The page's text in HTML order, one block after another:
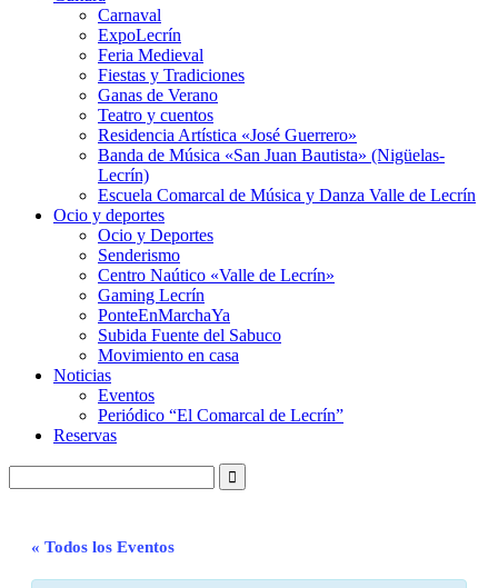
Carnaval
ExpoLecrín
Feria Medieval
Fiestas y Tradiciones
Ganas de Verano
Teatro y cuentos
Residencia Artística «José Guerrero»
Banda de Música «San Juan Bautista» (Nigüelas-
Lecrín)
Escuela Comarcal de Música y Danza Valle de Lecrín
Ocio y deportes
Ocio y Deportes
Senderismo
Centro Naútico «Valle de Lecrín»
Gaming Lecrín
PonteEnMarchaYa
Subida Fuente del Sabuco
Movimiento en casa
Noticias
Eventos
Periódico “El Comarcal de Lecrín”
Reservas
« Todos los Eventos